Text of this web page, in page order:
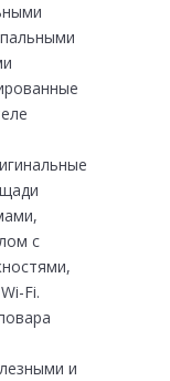
с
Fi.
и